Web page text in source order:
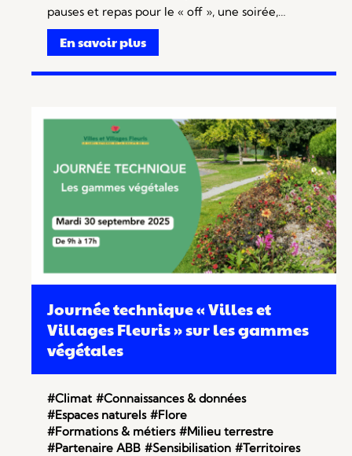
pauses et repas pour le « off », une soirée,…
En savoir plus
Journée technique « Villes et
Villages Fleuris » sur les gammes
végétales
#Climat #Connaissances & données
#Espaces naturels #Flore
#Formations & métiers #Milieu terrestre
#Partenaire ABB #Sensibilisation #Territoires